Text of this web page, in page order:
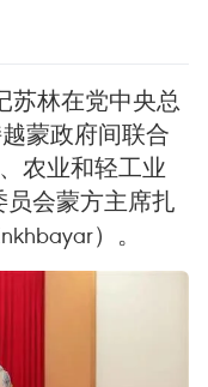
苏林在党中央总
蒙政府间联合
农业和轻工业
会蒙方主席扎
）。